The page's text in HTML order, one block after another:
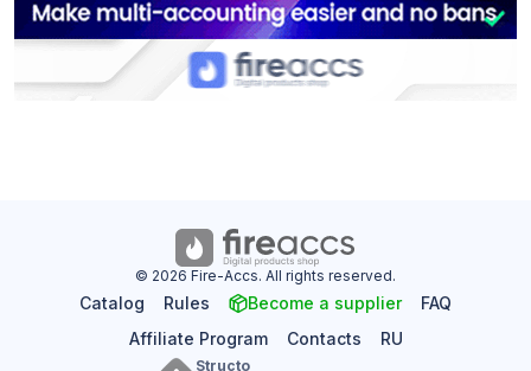
© 2026 Fire-Accs. All rights reserved.
Catalog Rules Become a supplier
FAQ
Affiliate Program
Contacts RU
Structo